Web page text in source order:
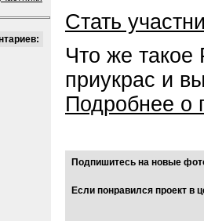
Стать
Что же такое
приукрас и
Подробнее о
Подпишитесь на новые
Если понравился проект в